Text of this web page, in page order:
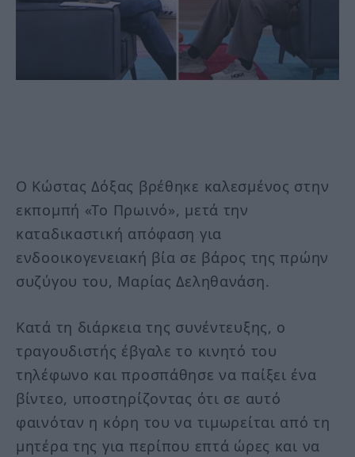
Ο Κώστας Δόξας βρέθηκε καλεσμένος στην
εκπομπή «Το Πρωινό», μετά την
καταδικαστική απόφαση για
ενδοοικογενειακή βία σε βάρος της πρώην
συζύγου του, Μαρίας Δεληθανάση.
Κατά τη διάρκεια της συνέντευξης, ο
τραγουδιστής έβγαλε το κινητό του
τηλέφωνο και προσπάθησε να παίξει ένα
βίντεο, υποστηρίζοντας ότι σε αυτό
φαινόταν η κόρη του να τιμωρείται από τη
μητέρα της για περίπου επτά ώρες και να